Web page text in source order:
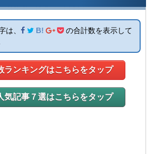
は、 B!
の合計数を表示して
ランキングはこちらをタップ
気記事７選はこちらをタップ